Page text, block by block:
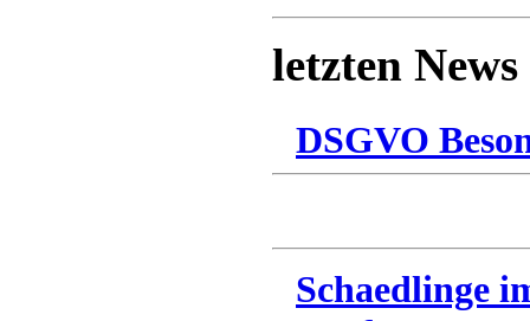
letzten News
DSGVO
Schaedlinge